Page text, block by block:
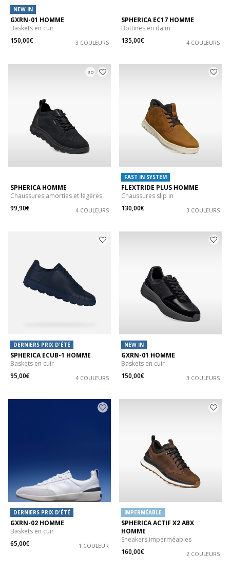
NEW IN
GXRN-01 HOMME
Baskets en cuir
150,00€
3 COULEURS
SPHERICA EC17 HOMME
Bottines en daim
135,00€
4 COULEURS
3D
SPHERICA HOMME
Chaussures amorties et légères
99,90€
4 COULEURS
FAST IN SYSTEM
FLEXTRIDE PLUS HOMME
Chaussures slip in
130,00€
3 COULEURS
DERNIERS PRIX D'ÉTÉ
SPHERICA ECUB-1 HOMME
Baskets en cuir
95,00€
4 COULEURS
NEW IN
GXRN-01 HOMME
Baskets en cuir
150,00€
3 COULEURS
DERNIERS PRIX D'ÉTÉ
GXRN-02 HOMME
Baskets en cuir
65,00€
1 COULEUR
IMPERMÉABLE
SPHERICA ACTIF X2 ABX
HOMME
Sneakers imperméables
160,00€
2 COULEURS